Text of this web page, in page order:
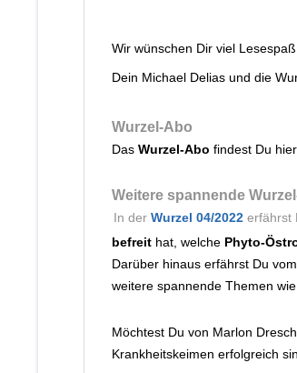
Wir wünschen Dir viel
Dein Michael Delias und die
Wurzel-Abo
Das Wurzel-Abo findest Du hier
Weitere spannende
In der Wurzel 04/2022 erfährst
befreit hat, welche Phyto-
Darüber hinaus erfährst Du
weitere spannende Themen
Möchtest Du von Marlon
Krankheitskeimen erfolgreich